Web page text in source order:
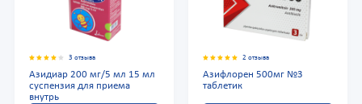
3 отзыва
Азидиар 200 мг/5 мл 15 мл
суспензия для приема
внутрь
2 отзыва
Азифлорен 500мг №3
таблетик